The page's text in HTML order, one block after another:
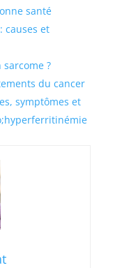
santé
causes et
?
du cancer
symptômes et